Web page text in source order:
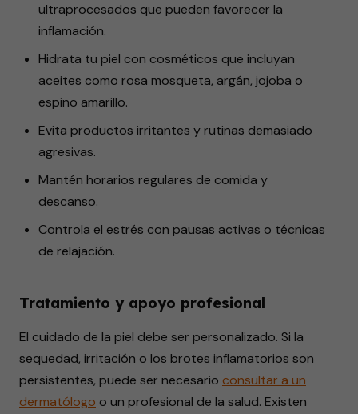
ultraprocesados que pueden favorecer la
inflamación.
Hidrata tu piel con cosméticos que incluyan
aceites como rosa mosqueta, argán, jojoba o
espino amarillo.
Evita productos irritantes y rutinas demasiado
agresivas.
Mantén horarios regulares de comida y
descanso.
Controla el estrés con pausas activas o técnicas
de relajación.
Tratamiento y apoyo profesional
El cuidado de la piel debe ser personalizado. Si la
sequedad, irritación o los brotes inflamatorios son
persistentes, puede ser necesario consultar a un
dermatólogo o un profesional de la salud. Existen